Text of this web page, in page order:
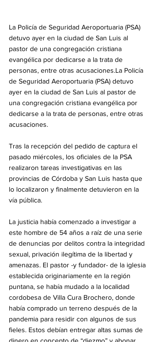
La Policía de Seguridad Aeroportuaria (PSA)
detuvo ayer en la ciudad de San Luis al
pastor de una congregación cristiana
evangélica por dedicarse a la trata de
personas, entre otras acusaciones.La Policía
de Seguridad Aeroportuaria (PSA) detuvo
ayer en la ciudad de San Luis al pastor de
una congregación cristiana evangélica por
dedicarse a la trata de personas, entre otras
acusaciones.
Tras la recepción del pedido de captura el
pasado miércoles, los oficiales de la PSA
realizaron tareas investigativas en las
provincias de Córdoba y San Luis hasta que
lo localizaron y finalmente detuvieron en la
vía pública.
La justicia había comenzado a investigar a
este hombre de 54 años a raíz de una serie
de denuncias por delitos contra la integridad
sexual, privación ilegítima de la libertad y
amenazas. El pastor -y fundador- de la iglesia
establecida originariamente en la región
puntana, se había mudado a la localidad
cordobesa de Villa Cura Brochero, donde
había comprado un terreno después de la
pandemia para residir con algunos de sus
fieles. Estos debían entregar altas sumas de
dinero en concepto de “diezmo” y abonar